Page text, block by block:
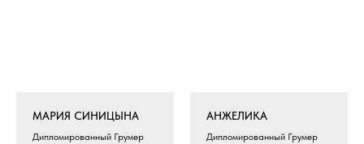
МАРИЯ СИНИЦЫНА
Дипломированный Грумер
АНЖЕЛИКА
Дипломированный Грумер